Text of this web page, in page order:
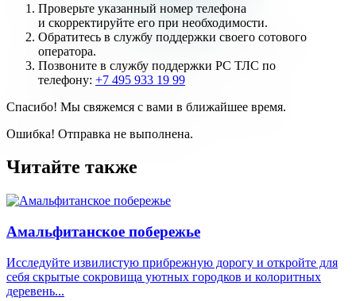
Проверьте указанный номер телефона
и скорректируйте его при необходимости.
Обратитесь в службу поддержки своего сотового
оператора.
Позвоните в службу поддержки РС ТЛС по
телефону: +7 495 933 19 99
Спасибо! Мы свяжемся с вами в ближайшее время.
Ошибка! Отправка не выполнена.
Читайте также
Амальфитанское побережье
Исследуйте извилистую прибрежную дорогу и откройте для
себя скрытые сокровища уютных городков и колоритных
деревень...